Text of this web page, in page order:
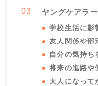
ヤングケアラ
学校生活に影
友人関係や部
自分の気持ち
将来の進路や
大人になって